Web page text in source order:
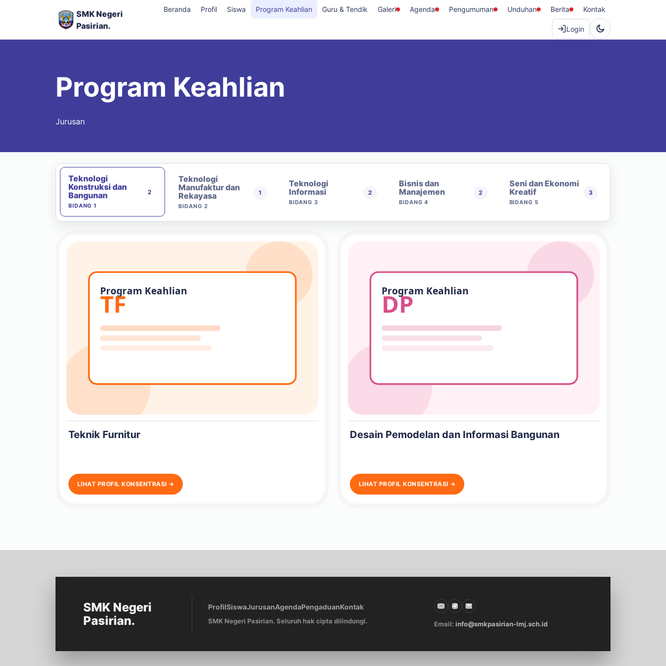
SMK Negeri
Pasirian.
Beranda Profil Siswa Program Keahlian Guru & Tendik Galeri Agenda Pengumuman Unduhan Berita Kontak
Login
Program Keahlian
Jurusan
Teknologi
Konstruksi dan
Bangunan
BIDANG 1
2
Teknologi
Manufaktur dan
Rekayasa
BIDANG 2
1
Teknologi
Informasi
BIDANG 3
2
Bisnis dan
Manajemen
BIDANG 4
2
Seni dan Ekonomi
Kreatif
BIDANG 5
3
Teknik Furnitur
LIHAT PROFIL KONSENTRASI →
Desain Pemodelan dan Informasi Bangunan
LIHAT PROFIL KONSENTRASI →
SMK Negeri
Pasirian.
ProfilSiswaJurusanAgendaPengaduanKontak
SMK Negeri Pasirian. Seluruh hak cipta dilindungi. Email: info@smkpasirian-lmj.sch.id